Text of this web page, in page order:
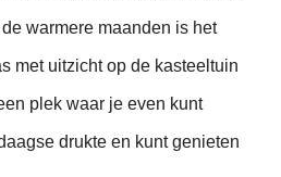
warmere maanden is het
met uitzicht op de kasteeltuin
plek waar je even kunt
drukte en kunt genieten